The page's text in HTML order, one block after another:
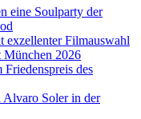
eine Soulparty der
exzellenter Filmauswahl
München 2026
des
Soler in der